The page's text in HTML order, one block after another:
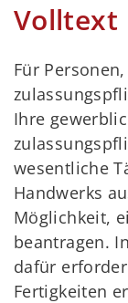
Volltext
Für
Ihre
wesentliche
Handwerks
Möglichkeit,
beantragen.
dafür
Fertigkeiten